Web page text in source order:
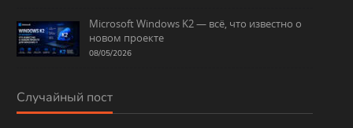
Microsoft Windows K2 — всё, что известно о
новом проекте
08/05/2026
Случайный пост